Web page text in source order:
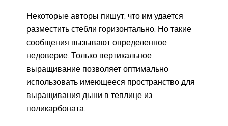
Некоторые авторы пишут, что им удается
разместить стебли горизонтально. Но такие
сообщения вызывают определенное
недоверие. Только вертикальное
выращивание позволяет оптимально
использовать имеющееся пространство для
выращивания дыни в теплице из
поликарбоната.